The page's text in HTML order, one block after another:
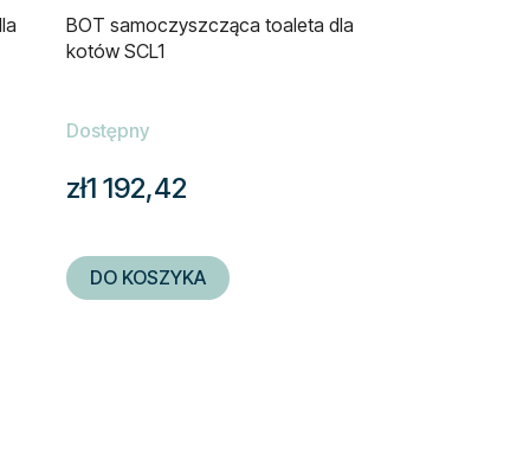
BOT samoczyszcząca toaleta dla
kotów SCL1
Dostępny
zł1 192,42
DO KOSZYKA